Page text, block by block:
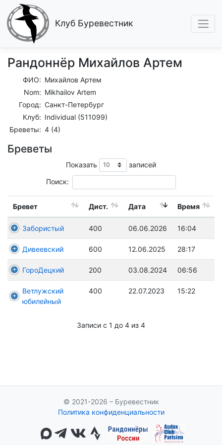
Клуб Буревестник
Рандоннёр Михайлов Артем
ФИО: Михайлов Артем
Nom: Mikhailov Artem
Город: Санкт-Петербург
Клуб: Individual (511099)
Бреветы: 4 (4)
Бреветы
Показать записей
Поиск:
Бревет Дист. Дата Время
Забористый 400 06.06.2026 16:04
Дивеевский 600 12.06.2025 28:17
ГороДецкий 200 03.08.2024 06:56
Ветлужский
юбилейный
400 22.07.2023 15:22
Записи с 1 до 4 из 4
© 2021-2026 – Буревестник
Политика конфиденциальности